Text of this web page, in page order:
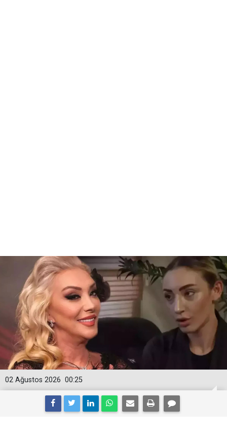
00:25
02 Ağustos 2026